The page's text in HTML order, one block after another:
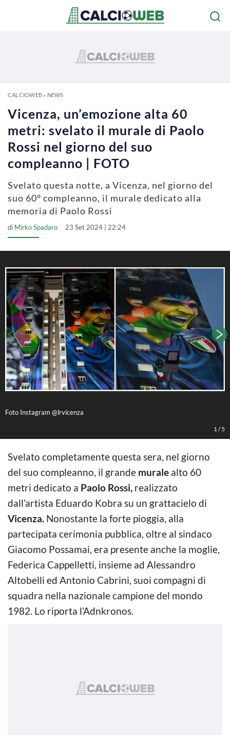
CALCIOWEB» NEWS
Vicenza, un’emozione alta 60
metri: svelato il murale di Paolo
Rossi nel giorno del suo
compleanno | FOTO
Svelato questa notte, a Vicenza, nel giorno del
suo 60° compleanno, il murale dedicato alla
memoria di Paolo Rossi
di Mirko Spadaro 23 Set 2024 | 22:24
Foto Instagram @lrvicenza
1 /5
Svelato completamente questa sera, nel giorno
del suo compleanno, il grande murale alto 60
metri dedicato a Paolo Rossi, realizzato
dall’artista Eduardo Kobra su un grattacielo di
Vicenza. Nonostante la forte pioggia, alla
partecipata cerimonia pubblica, oltre al sindaco
Giacomo Possamai, era presente anche la moglie,
Federica Cappelletti, insieme ad Alessandro
Altobelli ed Antonio Cabrini, suoi compagni di
squadra nella nazionale campione del mondo
1982. Lo riporta l’Adnkronos.